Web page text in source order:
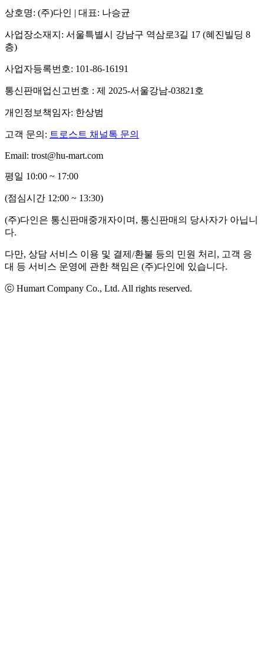
상호명: (주)다인 | 대표: 나승균
사업장소재지: 서울특별시 강남구 역삼로3길 17 (혜진빌딩 8
층)
사업자등록번호: 101-86-16191
통신판매업신고번호 : 제 2025-서울강남-03821호
개인정보책임자: 한상범
고객 문의: 트로스트 채널톡 문의
Email: trost@hu-mart.com
평일 10:00 ~ 17:00
(점심시간 12:00 ~ 13:30)
(주)다인은 통신판매중개자이며, 통신판매의 당사자가 아닙니
다.
다만, 상담 서비스 이용 및 결제/환불 등의 민원 처리, 고객 응
대 등 서비스 운영에 관한 책임은 (주)다인에 있습니다.
ⓒ Humart Company Co., Ltd. All rights reserved.